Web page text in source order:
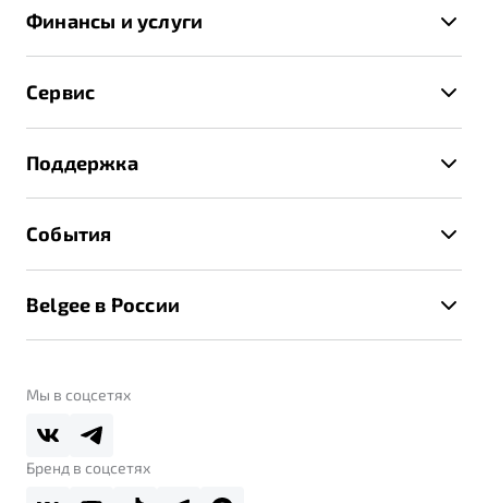
X70
Спецпредложения и Акции
Записаться на тест-драйв
Получить предложение
Финансы и услуги
Трейд-ин
Страхование
Расчет КАСКО
Сервис
Руководство по эксплуатации
Техническое обслуживание
Калькулятор ТО
Поддержка
Помощь на дорогах
Belgee Линк
Belgee Плюс
Реферальная программа
События
Контакты
Belgee в России
О дилерском центре
Правовая информация
Мы в соцсетях
Бренд в соцсетях